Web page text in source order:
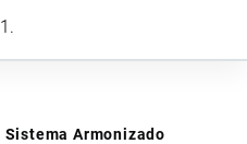
Armonizado